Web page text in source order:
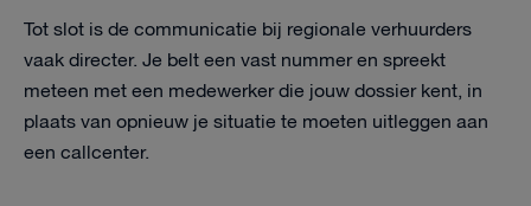
Tot slot is de communicatie bij regionale verhuurders
vaak directer. Je belt een vast nummer en spreekt
meteen met een medewerker die jouw dossier kent, in
plaats van opnieuw je situatie te moeten uitleggen aan
een callcenter.